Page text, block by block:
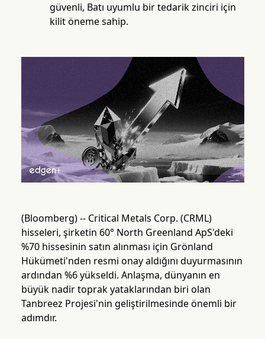
güvenli, Batı uyumlu bir tedarik zinciri için
kilit öneme sahip.
(Bloomberg) -- Critical Metals Corp. (CRML)
hisseleri, şirketin 60° North Greenland ApS'deki
%70 hissesinin satın alınması için Grönland
Hükümeti'nden resmi onay aldığını duyurmasının
ardından %6 yükseldi. Anlaşma, dünyanın en
büyük nadir toprak yataklarından biri olan
Tanbreez Projesi'nin geliştirilmesinde önemli bir
adımdır.